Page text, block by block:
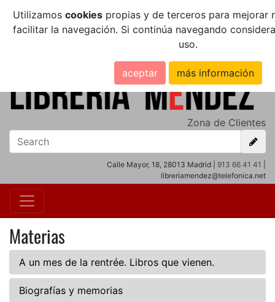
Utilizamos cookiespropias y de terceros para mejorar
facilitar la navegación. Si continúa navegando
uso.
aceptar más información
Zona de Clientes
Calle Mayor, 18, 28013 Madrid | 913 66 41 41
libreriamendez@telefonica.net
Materias
A un mes de la rentrée. Libros que vienen.
Biografías y memorias